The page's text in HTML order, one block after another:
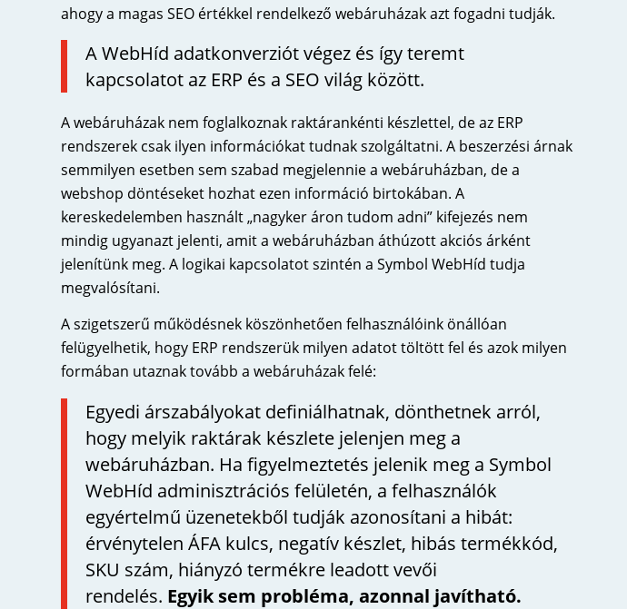
ahogy a magas SEO értékkel rendelkező webáruházak azt fogadni tudják.
A WebHíd adatkonverziót végez és így teremt
kapcsolatot az ERP és a SEO világ között.
A webáruházak nem foglalkoznak raktárankénti készlettel, de az ERP
rendszerek csak ilyen információkat tudnak szolgáltatni. A beszerzési árnak
semmilyen esetben sem szabad megjelennie a webáruházban, de a
webshop döntéseket hozhat ezen információ birtokában. A
kereskedelemben használt „nagyker áron tudom adni” kifejezés nem
mindig ugyanazt jelenti, amit a webáruházban áthúzott akciós árként
jelenítünk meg. A logikai kapcsolatot szintén a Symbol WebHíd tudja
megvalósítani.
A szigetszerű működésnek köszönhetően felhasználóink önállóan
felügyelhetik, hogy ERP rendszerük milyen adatot töltött fel és azok milyen
formában utaznak tovább a webáruházak felé:
Egyedi árszabályokat definiálhatnak, dönthetnek arról,
hogy melyik raktárak készlete jelenjen meg a
webáruházban. Ha figyelmeztetés jelenik meg a Symbol
WebHíd adminisztrációs felületén, a felhasználók
egyértelmű üzenetekből tudják azonosítani a hibát:
érvénytelen ÁFA kulcs, negatív készlet, hibás termékkód,
SKU szám, hiányzó termékre leadott vevői
rendelés. Egyik sem probléma, azonnal javítható.